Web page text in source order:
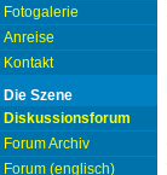
Fotogalerie
Anreise
Kontakt
Die Szene
Diskussionsforum
Forum Archiv
Forum (englisch)